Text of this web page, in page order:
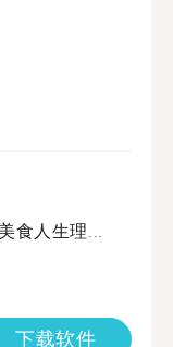
食人生理...
下载软件